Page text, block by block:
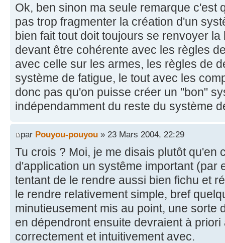
Ok, ben sinon ma seule remarque c'est
pas trop fragmenter la création d'un
bien fait tout doit toujours se renvoyer
devant être cohérente avec les règles
avec celle sur les armes, les règles de
système de fatigue, le tout avec les
donc pas qu'on puisse créer un "bon"
indépendamment du reste du système
par Pouyou-pouyou » 23 Mars 2004, 22:29
Tu crois ? Moi, je me disais plutôt qu'en
d'application un systême important (par
tentant de le rendre aussi bien fichu et
le rendre relativement simple, bref
minutieusement mis au point, une sorte
en dépendront ensuite devraient à
correctement et intuitivement avec.